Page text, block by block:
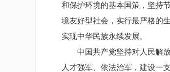
和保护环境的基本国策，坚持
境友好型社会，实行最严格的
实现中华民族永续发展。
中国共产党坚持对人民解放
人才强军、依法治军，建设一